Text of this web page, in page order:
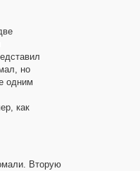
но
одним
как
Вторую